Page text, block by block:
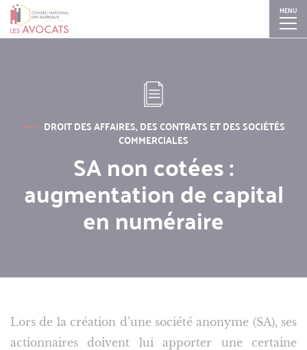
MENU
DROIT DES AFFAIRES, DES CONTRATS ET DES SOCIÉTÉS
COMMERCIALES
SA non cotées :
augmentation de capital
en numéraire
Lors de la création d’une société anonyme (SA), ses
actionnaires doivent lui apporter une certaine